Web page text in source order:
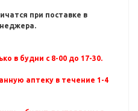
при поставке в
в будни с 8-00 до 17-30.
аптеку в течение 1-4